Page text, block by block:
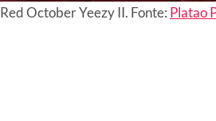
Red October Yeezy II. Fonte: Platao